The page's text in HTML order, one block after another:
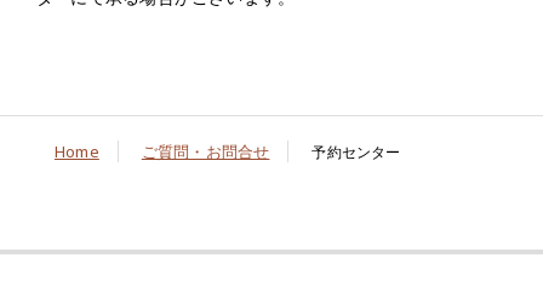
Home ご質問・お問合せ 予約センター